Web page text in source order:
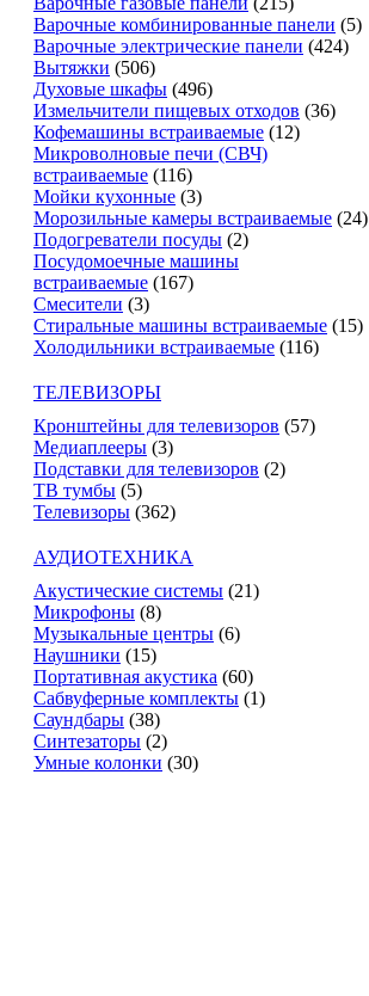
Варочные комбинированные панели (5)
Варочные электрические панели (424)
Вытяжки (506)
Духовые шкафы (496)
Измельчители пищевых отходов (36)
Кофемашины встраиваемые (12)
Микроволновые печи (СВЧ)
встраиваемые (116)
Мойки кухонные (3)
Морозильные камеры встраиваемые (24)
Подогреватели посуды (2)
Посудомоечные машины
встраиваемые (167)
Смесители (3)
Стиральные машины встраиваемые (15)
Холодильники встраиваемые (116)
ТЕЛЕВИЗОРЫ
Кронштейны для телевизоров (57)
Медиаплееры (3)
Подставки для телевизоров (2)
ТВ тумбы (5)
Телевизоры (362)
АУДИОТЕХНИКА
Акустические системы (21)
Микрофоны (8)
Музыкальные центры (6)
Наушники (15)
Портативная акустика (60)
Сабвуферные комплекты (1)
Саундбары (38)
Синтезаторы (2)
Умные колонки (30)